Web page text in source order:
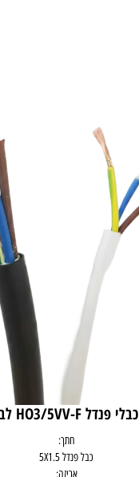
כבלי פנדל HO3/5VV-F לבן
חתך:
כבל פנדל 5X1.5
אריזה: